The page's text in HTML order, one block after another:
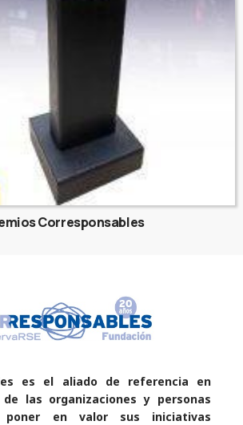
Corresponsables
es el aliado de referencia en
de las organizaciones y personas
poner en valor sus iniciativas